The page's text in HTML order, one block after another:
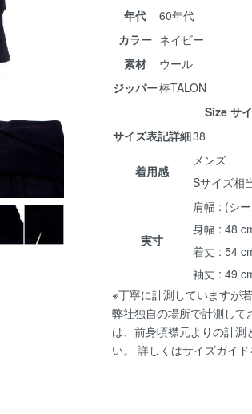
年代
60年代
カラー ネイビー
素材
ウール
ジッパー棒TALON
Size サ
サイズ表記詳細38
着用感
メンズ
Sサイズ相
実寸
肩幅 : (シ
身幅 : 48
着丈 : 54
袖丈 : 49
※丁寧に計測していますが
弊社独自の場所で計測して
は、前身頃襟元よりの計測
い。 詳しくはサイズガイド